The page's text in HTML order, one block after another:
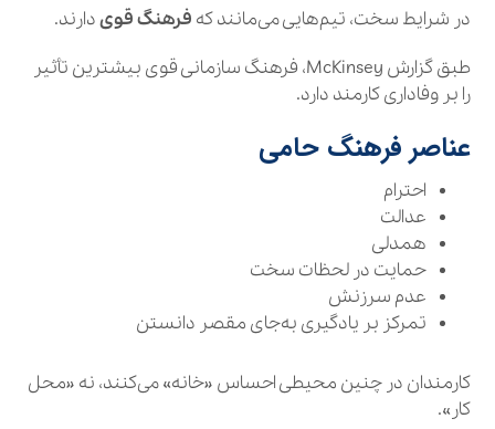
در شرایط سخت، تیم‌هایی می‌مانند که فرهنگ قویدارند.
طبق گزارش McKinsey، فرهنگ سازمانی قوی بیشترین تأثیر
را بر وفاداری کارمند دارد.
عناصر فرهنگ حامی
احترام
عدالت
همدلی
حمایت در لحظات سخت
عدم سرزنش
تمرکز بر یادگیری به‌جای مقصر دانستن
کارمندان در چنین محیطی احساس «خانه» می‌کنند، نه «محل
کار».